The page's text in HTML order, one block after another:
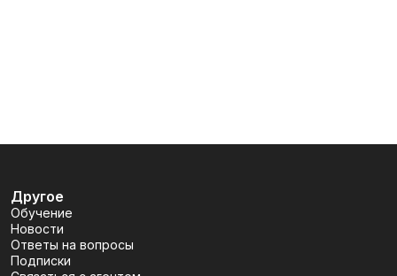
Другое
Обучение
Новости
Ответы на вопросы
Подписки